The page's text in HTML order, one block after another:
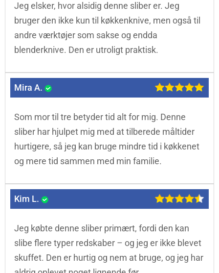
Jeg elsker, hvor alsidig denne sliber er. Jeg
bruger den ikke kun til køkkenknive, men også til
andre værktøjer som sakse og endda
blenderknive. Den er utroligt praktisk.
Mira A.
Som mor til tre betyder tid alt for mig. Denne
sliber har hjulpet mig med at tilberede måltider
hurtigere, så jeg kan bruge mindre tid i køkkenet
og mere tid sammen med min familie.
Kim L.
Jeg købte denne sliber primært, fordi den kan
slibe flere typer redskaber – og jeg er ikke blevet
skuffet. Den er hurtig og nem at bruge, og jeg har